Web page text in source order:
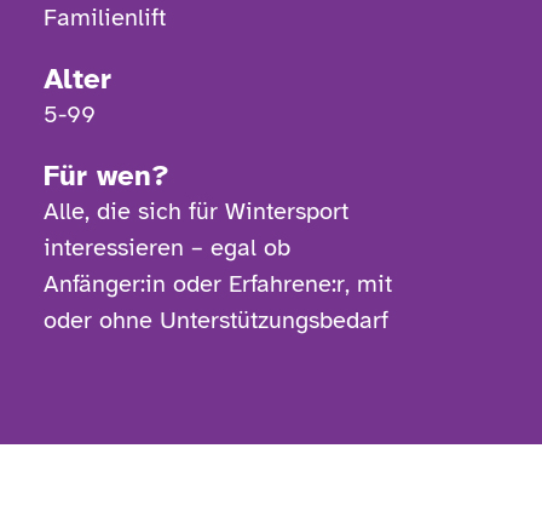
Familienlift
Alter
5-99
Für wen?
Alle, die sich für Wintersport
interessieren – egal ob
Anfänger:in oder Erfahrene:r, mit
oder ohne Unterstützungsbedarf